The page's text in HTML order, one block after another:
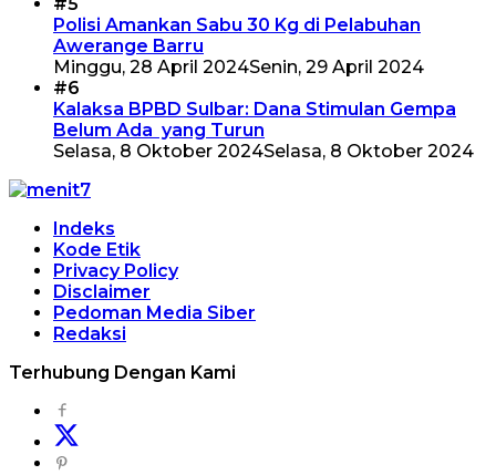
#5
Polisi Amankan Sabu 30 Kg di Pelabuhan
Awerange Barru
Minggu, 28 April 2024Senin, 29 April 2024
#6
Kalaksa BPBD Sulbar: Dana Stimulan Gempa
Belum Ada yang Turun
Selasa, 8 Oktober 2024Selasa, 8 Oktober 2024
Indeks
Kode Etik
Privacy Policy
Disclaimer
Pedoman Media Siber
Redaksi
Terhubung Dengan Kami